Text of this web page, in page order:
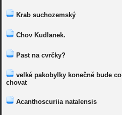
Krab suchozemský
Chov Kudlanek.
Past na cvrčky?
velké pakobylky konečně bude co
chovat
Acanthoscuriia natalensis